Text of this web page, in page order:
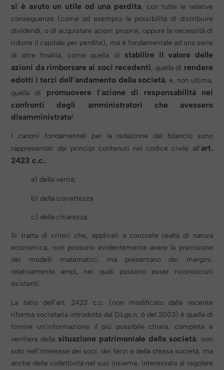
si è avuto un utile od una perdita, con tutte le relative
conseguenze (come ad esempio: la possibilità di distribuire
dividendi, o di acquistare azioni proprie, oppure la necessità di
ridurre il capitale per perdite), ma è fondamentale ad una serie
di altre finalità, come quella di stabilire il valore delle
azioni da rimborsare ai soci recedenti, quella di rendere
edotti i terzi dell’andamento della società, e, non ultima,
quella di promuovere l’azione di responsabilità nei
confronti degli amministratori che avessero
disamministrato1.
I canoni fondamentali per la redazione del bilancio sono
rappresentati dai principi contenuti nel codice civile all’art.
2423 c.c.:
a) della verità;
b) della correttezza
c) della chiarezza.
Si tratta di criteri che, applicati a concrete realtà di natura
economica, non possono evidentemente avere la precisione
dei modelli matematici, ma presentano dei margini,
relativamente ampi, nei quali possono esser riconosciuti
esistenti.
La ratio dell’art. 2423 c.c. (non modificato dalla recente
riforma societaria introdotta dal D.Lgs.n. 6 del 2003) è quella di
fornire un’informazione il più possibile chiara, completa e
veritiera della situazione patrimoniale della società, non
solo nell’interesse dei soci, dei terzi e della stessa società, ma
anche della collettività nel suo insieme, interessata al regolare